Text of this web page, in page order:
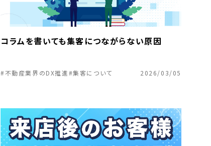
コラムを書いても集客につながらない原因
#不動産業界のDX推進#集客について 2026/03/05